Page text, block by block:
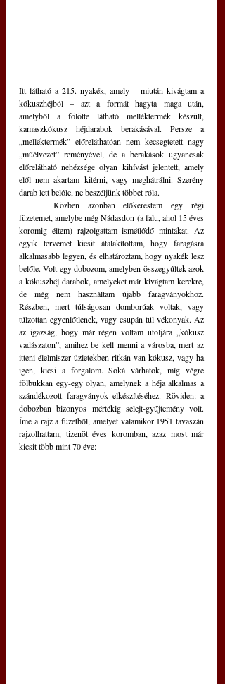
Itt látható a 215. nyakék, amely – miután kivágtam a
kókuszhéjból – azt a formát hagyta maga után,
amelyből a fölötte látható melléktermék készült,
kamaszkókusz héjdarabok berakásával. Persze a
„melléktermék” előreláthatóan nem kecsegtetett nagy
„műélvezet” reményével, de a berakások ugyancsak
előrelátható nehézsége olyan kihívást jelentett, amely
elől nem akartam kitérni, vagy meghátrálni. Szerény
darab lett belőle, ne beszéljünk többet róla.
füzetemet, amelybe még Nádasdon (a falu, ahol 15 éves
koromig éltem) rajzolgattam ismétlődő mintákat. Az
egyik tervemet kicsit átalakítottam, hogy faragásra
alkalmasabb legyen, és elhatároztam, hogy nyakék lesz
belőle. Volt egy dobozom, amelyben összegyűltek azok
a kókuszhéj darabok, amelyeket már kivágtam kerekre,
de még nem használtam újabb faragványokhoz.
Részben, mert túlságosan domborúak voltak, vagy
túlzottan egyenlőtlenek, vagy csupán túl vékonyak. Az
az igazság, hogy már régen voltam utoljára „kókusz
vadászaton”, amihez be kell menni a városba, mert az
itteni élelmiszer üzletekben ritkán van kókusz, vagy ha
igen, kicsi a forgalom. Soká várhatok, míg végre
fölbukkan egy-egy olyan, amelynek a héja alkalmas a
szándékozott faragványok elkészítéséhez. Röviden: a
dobozban bizonyos mértékig selejt-gyűjtemény volt.
Íme a rajz a füzetből, amelyet valamikor 1951 tavaszán
rajzolhattam, tizenöt éves koromban, azaz most már
kicsit több mint 70 éve: